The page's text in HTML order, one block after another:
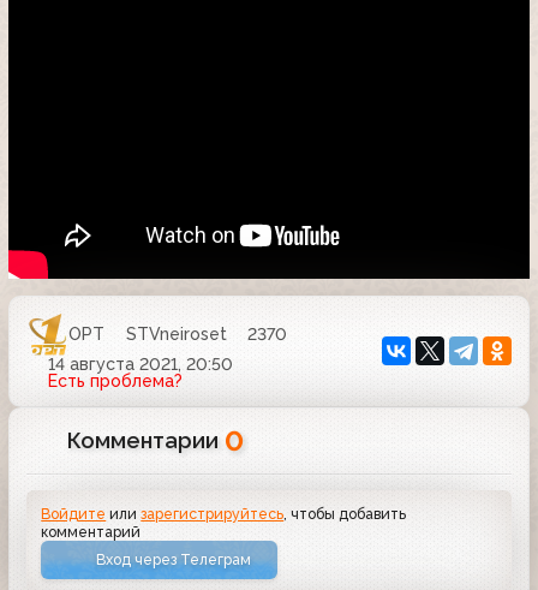
ОРТ STVneiroset
2370
14 августа 2021, 20:50
Есть проблема?
Комментарии 0
Войдите илизарегистрируйтесь , чтобы добавить
комментарий
Вход через Телеграм